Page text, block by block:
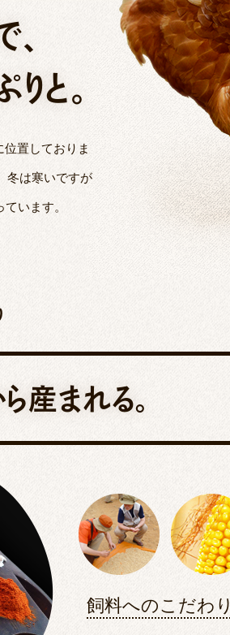
と。
置しておりま
冬は寒いですが
います。
産まれる。
飼料へのこだわり